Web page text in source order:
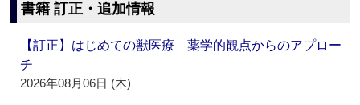
書籍 訂正・追加情報
【訂正】はじめての獣医療 薬学的観点からのアプロー
チ
2026年08月06日 (木)